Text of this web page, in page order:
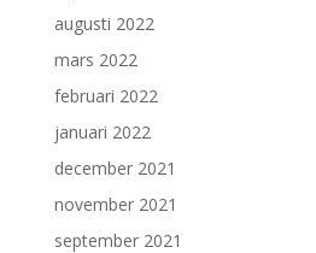
augusti 2022
mars 2022
februari 2022
januari 2022
december 2021
november 2021
september 2021